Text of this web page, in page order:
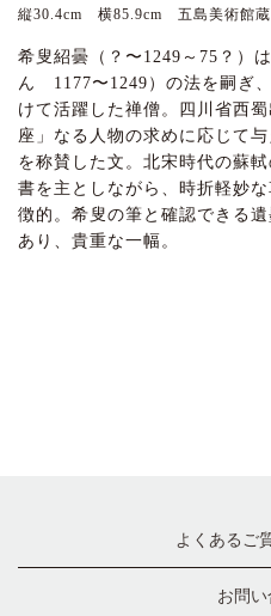
縦30.4cm 横85.9cm 五島美術館蔵
希叟紹曇（？〜1249～75？）
ん 1177〜1249）の法を嗣ぎ
けて活躍した禅僧。四川省西
座」なる人物の求めに応じて
を称賛した文。北宋時代の蘇
書を主としながら、時折軽妙
徴的。希叟の筆と確認できる
あり、貴重な一幅。
よくあるご
お問